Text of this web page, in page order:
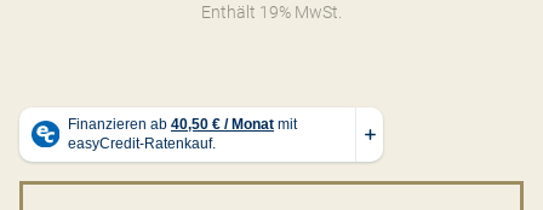
Enthält 19% MwSt.